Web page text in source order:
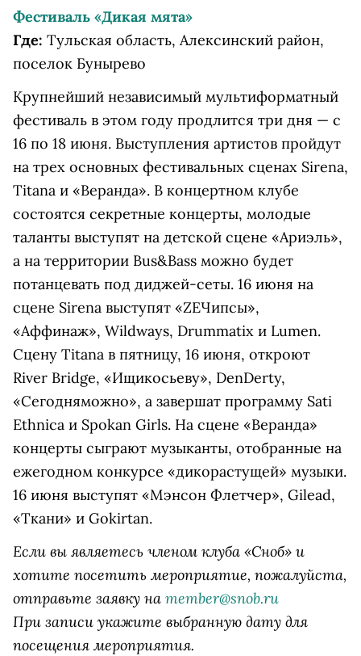
Фестиваль «Дикая мята»
Где: Тульская область, Алексинский район,
поселок Бунырево
Крупнейший независимый мультиформатный
фестиваль в этом году продлится три дня — с
16 по 18 июня. Выступления артистов пройдут
на трех основных фестивальных сценах Sirena,
Titana и «Веранда». В концертном клубе
состоятся секретные концерты, молодые
таланты выступят на детской сцене «Ариэль»,
а на территории Bus&Bass можно будет
потанцевать под диджей-сеты. 16 июня на
сцене Sirena выступят «ZEЧипсы»,
«Аффинаж», Wildways, Drummatix и Lumen.
Сцену Titana в пятницу, 16 июня, откроют
River Bridge, «Ищикосьеву», DenDerty,
«Сегодняможно», а завершат программу Sati
Ethnica и Spokan Girls. На сцене «Веранда»
концерты сыграют музыканты, отобранные на
ежегодном конкурсе «дикорастущей» музыки.
16 июня выступят «Мэнсон Флетчер», Gilead,
«Ткани» и Gokirtan.
Если вы являетесь членом клуба «Сноб» и
хотите посетить мероприятие, пожалуйста,
отправьте заявку на member@snob.ru
При записи укажите выбранную дату для
посещения мероприятия.